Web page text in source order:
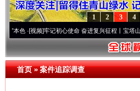
4
3
2
1
牢记初心使命 奋进复兴征程丨宝塔山下好光景..
首页»案件追踪调查